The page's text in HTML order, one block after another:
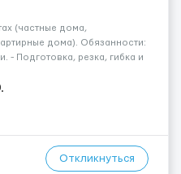
(частные дома,
дома). Обязанности:
- Подготовка, резка, гибка и
бетона. - Демонтаж
Откликнуться